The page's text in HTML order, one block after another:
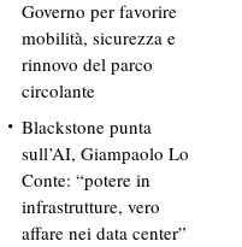
Governo per favorire
mobilità, sicurezza e
rinnovo del parco
circolante
Blackstone punta
sull’AI, Giampaolo Lo
Conte: “potere in
infrastrutture, vero
affare nei data center”